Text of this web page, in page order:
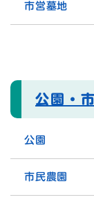
市営墓地
公園・
公園
市民農園